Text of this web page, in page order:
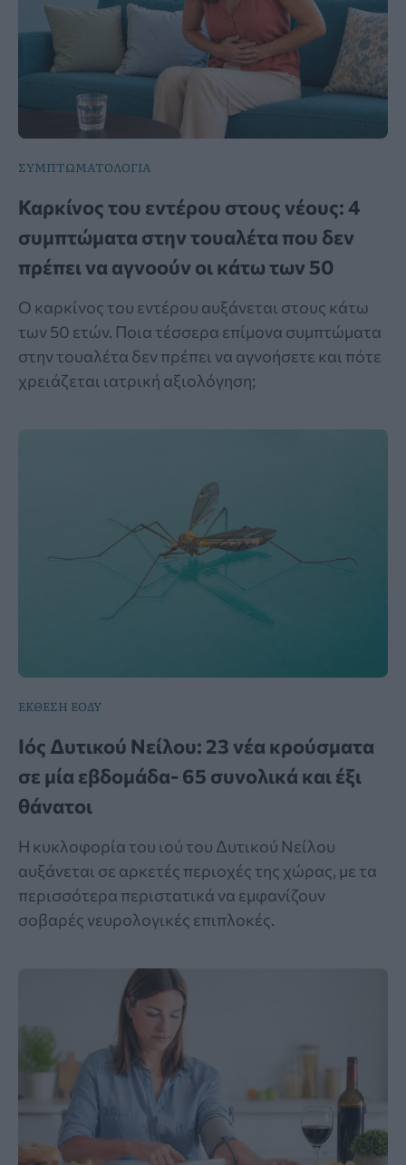
ΣΥΜΠΤΩΜΑΤΟΛΟΓΙΑ
Καρκίνος του εντέρου στους νέους: 4
συμπτώματα στην τουαλέτα που δεν
πρέπει να αγνοούν οι κάτω των 50
Ο καρκίνος του εντέρου αυξάνεται στους κάτω
των 50 ετών. Ποια τέσσερα επίμονα συμπτώματα
στην τουαλέτα δεν πρέπει να αγνοήσετε και πότε
χρειάζεται ιατρική αξιολόγηση;
ΕΚΘΕΣΗ ΕΟΔΥ
Ιός Δυτικού Νείλου: 23 νέα κρούσματα
σε μία εβδομάδα- 65 συνολικά και έξι
θάνατοι
Η κυκλοφορία του ιού του Δυτικού Νείλου
αυξάνεται σε αρκετές περιοχές της χώρας, με τα
περισσότερα περιστατικά να εμφανίζουν
σοβαρές νευρολογικές επιπλοκές.